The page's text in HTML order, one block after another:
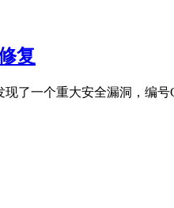
复
了一个重大安全漏洞，编